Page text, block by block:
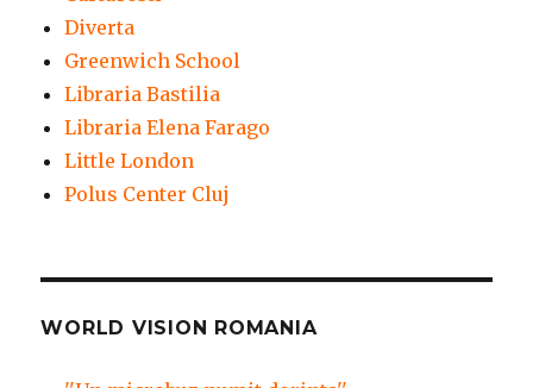
Diverta
Greenwich School
Libraria Bastilia
Libraria Elena Farago
Little London
Polus Center Cluj
WORLD VISION ROMANIA